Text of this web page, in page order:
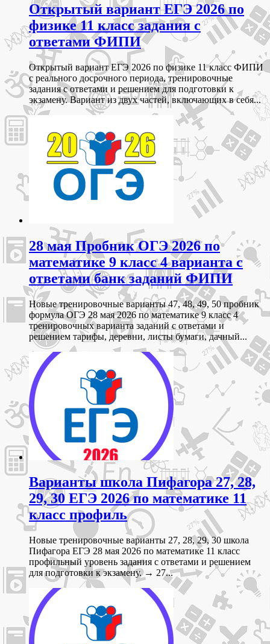
Открытый вариант ЕГЭ 2026 по
физике 11 класс задания с
ответами ФИПИ
Открытый вариант ЕГЭ 2026 по физике 11 класс ФИПИ
с реального досрочного периода, тренировочные
задания с ответами и решением для подготовки к
экзамену. Вариант из двух частей, включающих в себя...
28 мая Пробник ОГЭ 2026 по
математике 9 класс 4 варианта с
ответами банк заданий ФИПИ
Новые тренировочные варианты 47, 48, 49, 50 пробник
формула ОГЭ 28 мая 2026 по математике 9 класс 4
тренировочных варианта заданий с ответами и
решением тарифы, деревни, листы бумаги, дачный...
Варианты школа Пифагора 27, 28,
29, 30 ЕГЭ 2026 по математике 11
класс профиль
Новые тренировочные варианты 27, 28, 29, 30 школа
Пифагора ЕГЭ 28 мая 2026 по математике 11 класс
профильный уровень задания с ответами и решением
для подготовки к экзамену. → 27...